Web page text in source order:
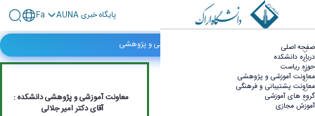
صفحه اصلی
درباره دانشکده
حوزه ریاست
معاونت آموزشی و پژوهشی
معاونت پشتیبانی و فرهنگی
گروه های آموزشی
آموزش مجازی
پايگاه خبری AUNA Fa
معاون - دانشکده علوم پایه
معاونت آموزشی و پژوهشی
معاونت آموزشی و پژوهشی دانشکده :
آقای دکتر امیر جلالی